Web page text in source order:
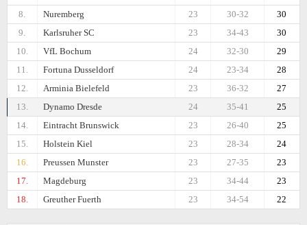
8.
Nuremberg 30
30-32
23
9.
Karlsruher SC 30
34-43
23
10.
VfL Bochum 29
32-30
24
11.
Fortuna Dusseldorf 28
23-34
24
12.
Arminia Bielefeld 27
36-32
23
13.
Dynamo Dresde 25
35-41
24
14.
Eintracht Brunswick 25
26-40
23
15.
Holstein Kiel 24
28-34
23
16.
Preussen Munster 23
27-35
23
17.
Magdeburg 23
34-44
23
18.
Greuther Fuerth 22
34-54
23